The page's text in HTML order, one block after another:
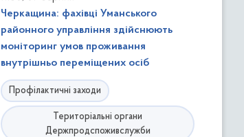
Черкащина: фахівці Уманського
районного управління здійснюють
моніторинг умов проживання
внутрішньо переміщених осіб
Профілактичні заходи
Територіальні органи
Держпродспоживслужби